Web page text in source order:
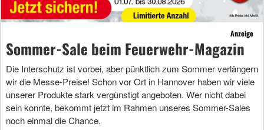
Anzeige
Sommer-Sale beim Feuerwehr-Magazin
Die Interschutz ist vorbei, aber pünktlich zum Sommer verlängern
wir die Messe-Preise! Schon vor Ort in Hannover haben wir viele
unserer Produkte stark vergünstigt angeboten. Wer nicht dabei
sein konnte, bekommt jetzt im Rahmen unseres Sommer-Sales
noch einmal die Chance.